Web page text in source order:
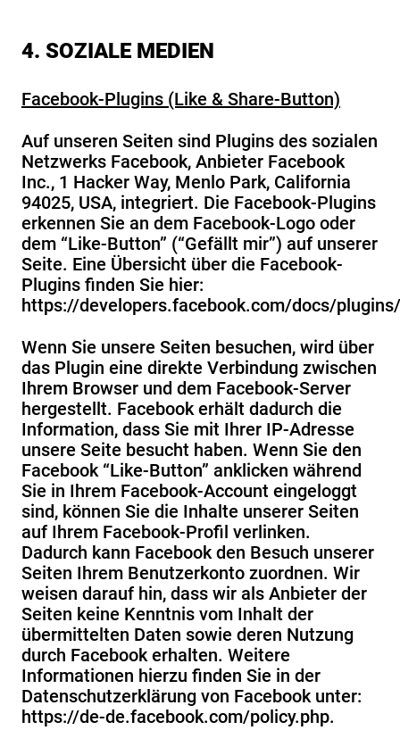
4. SOZIALE MEDIEN
Facebook-Plugins (Like & Share-Button)
Auf unseren Seiten sind Plugins des sozialen
Netzwerks Facebook, Anbieter Facebook
Inc., 1 Hacker Way, Menlo Park, California
94025, USA, integriert. Die Facebook-Plugins
erkennen Sie an dem Facebook-Logo oder
dem “Like-Button” (“Gefällt mir”) auf unserer
Seite. Eine Übersicht über die Facebook-
Plugins finden Sie hier:
https://developers.facebook.com/docs/plugins/
Wenn Sie unsere Seiten besuchen, wird über
das Plugin eine direkte Verbindung zwischen
Ihrem Browser und dem Facebook-Server
hergestellt. Facebook erhält dadurch die
Information, dass Sie mit Ihrer IP-Adresse
unsere Seite besucht haben. Wenn Sie den
Facebook “Like-Button” anklicken während
Sie in Ihrem Facebook-Account eingeloggt
sind, können Sie die Inhalte unserer Seiten
auf Ihrem Facebook-Profil verlinken.
Dadurch kann Facebook den Besuch unserer
Seiten Ihrem Benutzerkonto zuordnen. Wir
weisen darauf hin, dass wir als Anbieter der
Seiten keine Kenntnis vom Inhalt der
übermittelten Daten sowie deren Nutzung
durch Facebook erhalten. Weitere
Informationen hierzu finden Sie in der
Datenschutzerklärung von Facebook unter:
https://de-de.facebook.com/policy.php.